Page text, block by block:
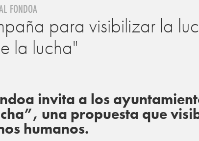
FONDOA
para visibilizar la
la lucha"
invita a los
una propuesta que
humanos.